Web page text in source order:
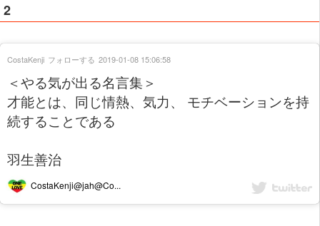
2
＜やる気が出る名言集＞
才能とは、同じ情熱、気力、 モチベーションを持
続することである
羽生善治
CostaKenji@jah@Co...
CostaKenji フォローする 2019-01-08 15:06:58